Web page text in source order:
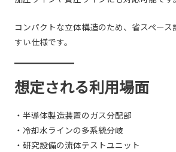
コンパクトな立体構造のため、省スペー
すい仕様です。
想定される利用場面
・半導体製造装置のガス分配部
・冷却水ラインの多系統分岐
・研究設備の流体テストユニット